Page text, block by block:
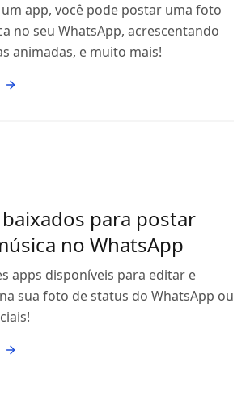
app, você pode postar uma foto
no seu WhatsApp, acrescentando
animadas, e muito mais!
para postar
no WhatsApp
apps disponíveis para editar e
sua foto de status do WhatsApp ou